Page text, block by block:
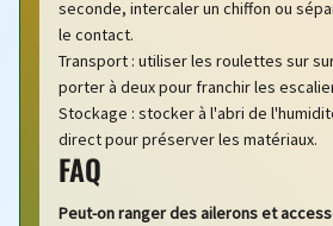
seconde, intercaler un chiffon ou
le contact.
Transport : utiliser les roulettes sur
porter à deux pour franchir les
Stockage : stocker à l'abri de
direct pour préserver les matériaux.
FAQ
Peut-on ranger des ailerons et